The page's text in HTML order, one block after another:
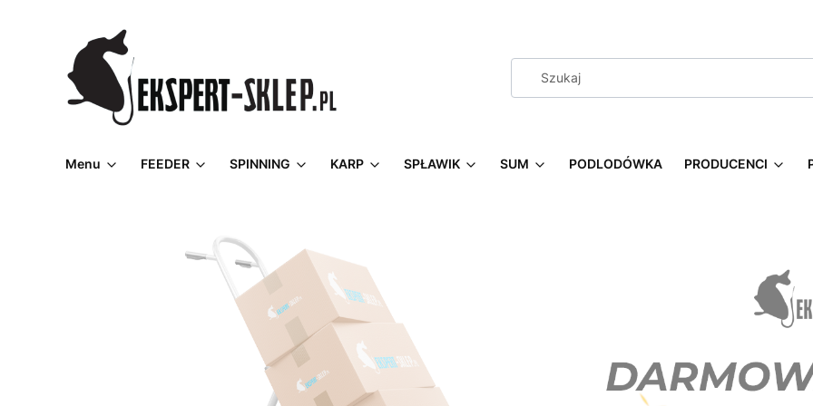
Menu FEEDER SPINNING KARP SPŁAWIK SUM PODLODÓWKA PRODUCENCI